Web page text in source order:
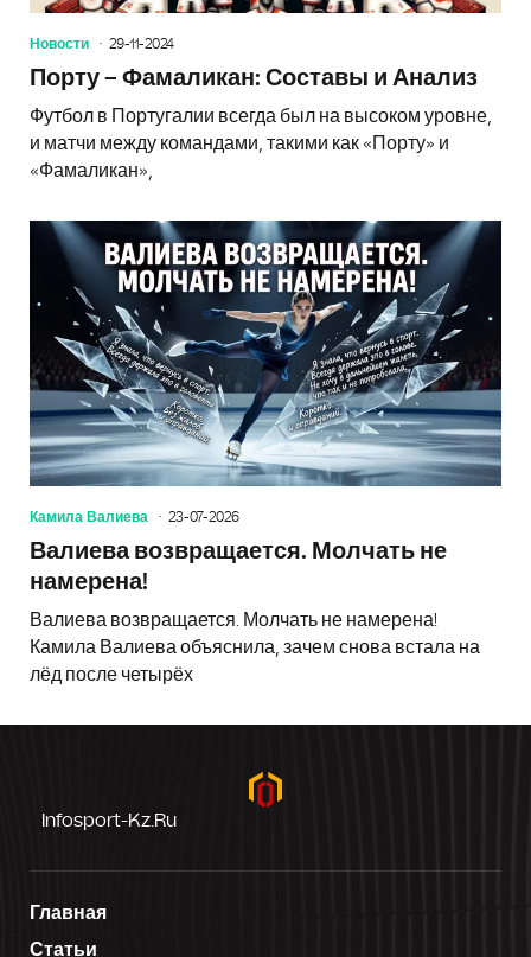
Новости 29-11-2024
Порту – Фамаликан: Составы и Анализ
Футбол в Португалии всегда был на высоком уровне,
и матчи между командами, такими как «Порту» и
«Фамаликан»,
Камила Валиева 23-07-2026
Валиева возвращается. Молчать не
намерена!
Валиева возвращается. Молчать не намерена!
Камила Валиева объяснила, зачем снова встала на
лёд после четырёх
Infosport-Kz.ru
Главная
Статьи